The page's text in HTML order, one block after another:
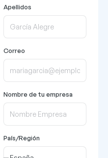
Apellidos
Correo
Nombre de tu empresa
País/Región